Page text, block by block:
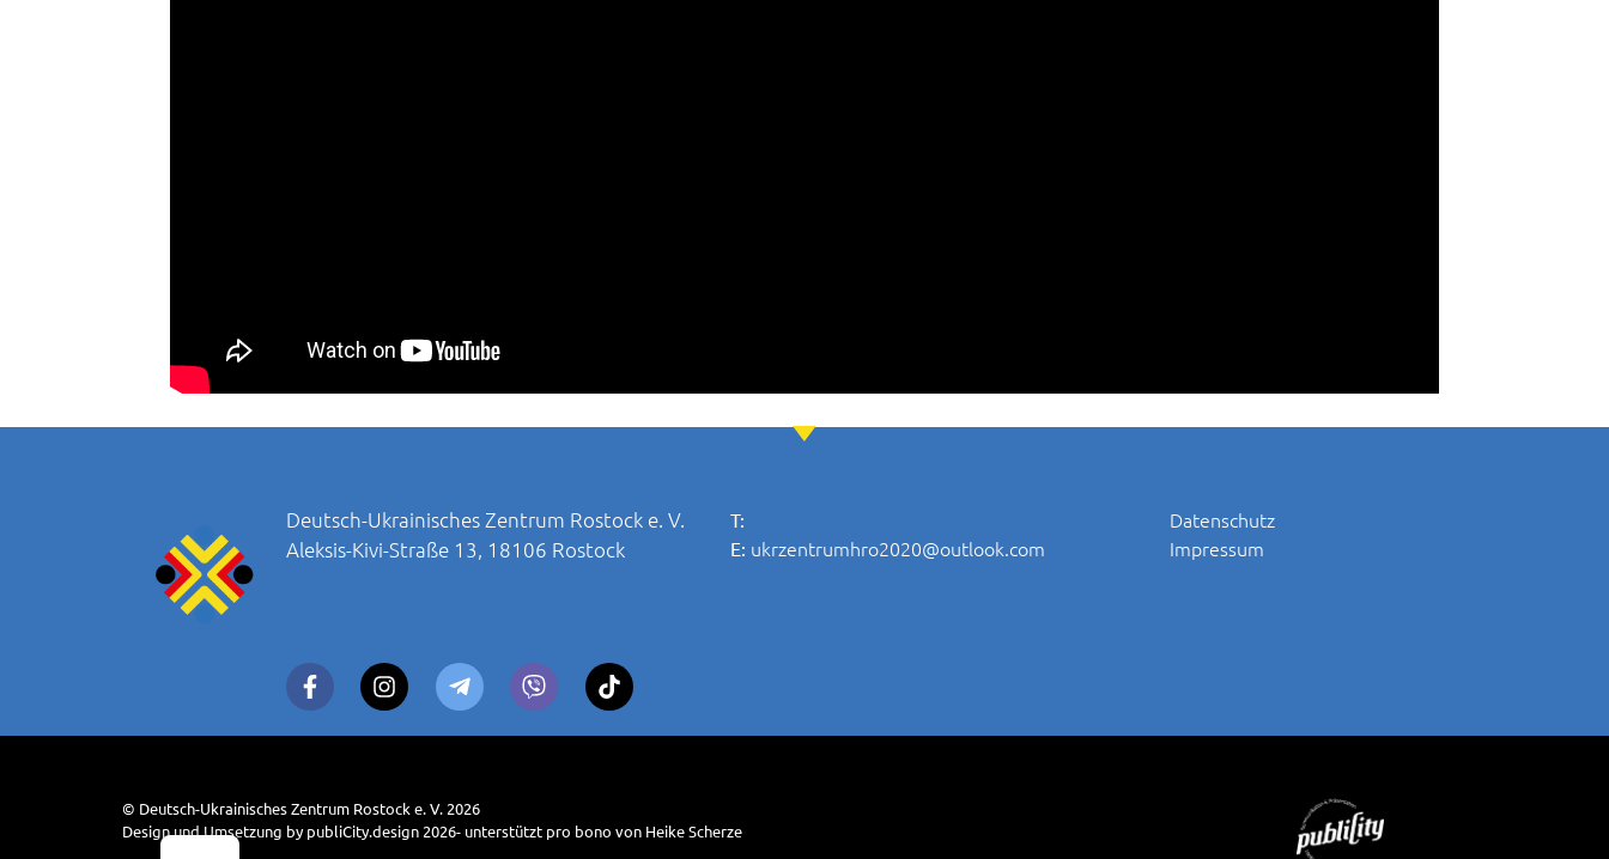
Deutsch-Ukrainisches Zentrum Rostock e. V.
Aleksis-Kivi-Straße 13, 18106 Rostock
T:
E: ukrzentrumhro2020@outlook.com
Datenschutz
Impressum
© Deutsch-Ukrainisches Zentrum Rostock e. V. 2026
Design und Umsetzung by publiCity.design 2026- unterstützt pro bono von Heike Scherze